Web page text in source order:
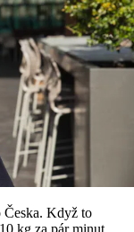
Česka. Když to
kg za pár minut